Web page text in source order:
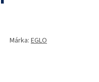
Márka: EGLO